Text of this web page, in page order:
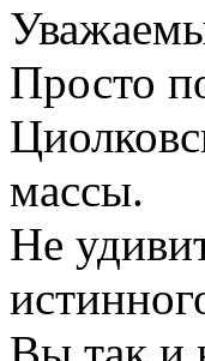
Просто
массы.
Не